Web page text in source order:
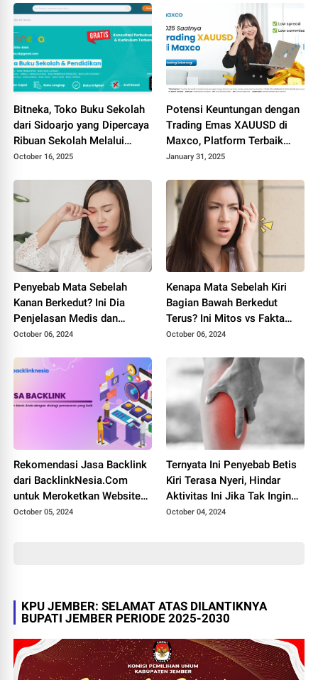
Bitneka, Toko Buku Sekolah
dari Sidoarjo yang Dipercaya
Ribuan Sekolah Melalui
SIPLah dan Shopee
October 16, 2025
Potensi Keuntungan dengan
Trading Emas XAUUSD di
Maxco, Platform Terbaik
untuk Pemula
January 31, 2025
Penyebab Mata Sebelah
Kanan Berkedut? Ini Dia
Penjelasan Medis dan
Mitosnya
October 06, 2024
Kenapa Mata Sebelah Kiri
Bagian Bawah Berkedut
Terus? Ini Mitos vs Fakta
Medis
October 06, 2024
Rekomendasi Jasa Backlink
dari BacklinkNesia.Com
untuk Meroketkan Website
Anda
October 05, 2024
Ternyata Ini Penyebab Betis
Kiri Terasa Nyeri, Hindar
Aktivitas Ini Jika Tak Ingin
Mengalaminya
October 04, 2024
KPU JEMBER: SELAMAT ATAS DILANTIKNYA
BUPATI JEMBER PERIODE 2025-2030